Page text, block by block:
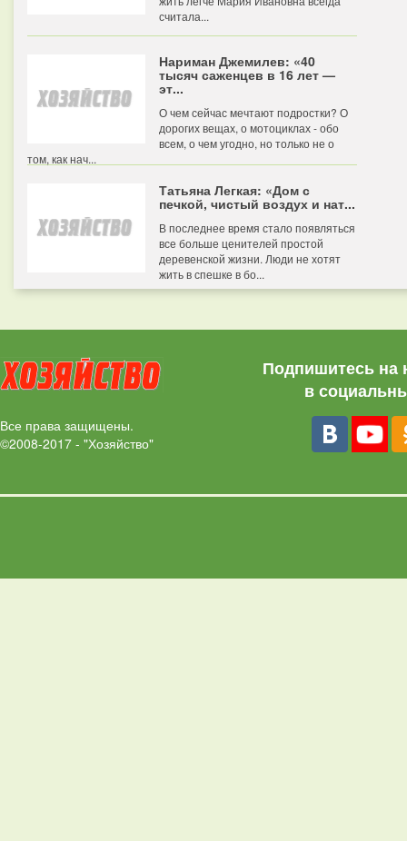
считала...
Нариман Джемилев: «40
тысяч саженцев в 16 лет —
эт...
О чем сейчас мечтают подростки? О
дорогих вещах, о мотоциклах - обо
всем, о чем угодно, но только не о
том, как нач...
Татьяна Легкая: «Дом с
печкой, чистый воздух и нат...
В последнее время стало появляться
все больше ценителей простой
деревенской жизни. Люди не хотят
жить в спешке в бо...
Все права защищены.
©2008-2017 - "Хозяйство"
Подпишитесь на
в